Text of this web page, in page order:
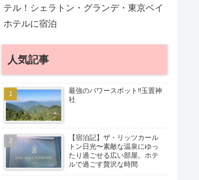
テル！シェラトン・グランデ・東京ベイ
ホテルに宿泊
人気記事
最強のパワースポット‼︎玉置神
社
【宿泊記】ザ・リッツカール
トン日光〜素敵な温泉にゆっ
たり過ごせる広い部屋。ホテ
ルで過ごす贅沢な時間